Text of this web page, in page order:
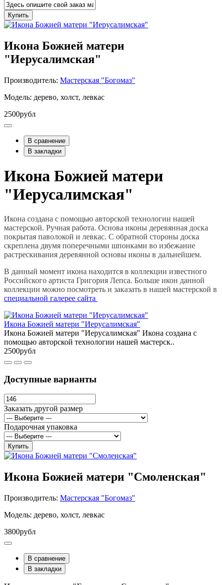
Купить
Икона Божией матери
"Иерусалимская"
Производитель: Мастерская "Богомаз"
Модель: дерево, холст, левкас
2500рубл
В сравнение
В закладки
Икона Божией матери
"Иерусалимская"
Икона создана с помощью авторской технологии нашей
мастерской. Ручная работа. Основа иконы деревянная доска
покрытая паволокой и левкас. С обратной стороны доска
скреплена двумя поперечными шпонками во избежание
растрескивания деревянной основы иконы в дальнейшем.
В данный момент икона находится в коллекции известного
Российского артиста Григория Лепса. Больше икон данной
коллекции можно посмотреть и заказать в нашей мастерской в
специальной галерее сайта
Икона Божией матери "Иерусалимская"
Икона Божией матери "Иерусалимская" Икона создана с
помощью авторской технологии нашей мастерск..
2500рубл
Доступные варианты
Заказать другой размер
Подарочная упаковка
Купить
Икона Божией матери "Смоленская"
Производитель: Мастерская "Богомаз"
Модель: дерево, холст, левкас
3800рубл
В сравнение
В закладки